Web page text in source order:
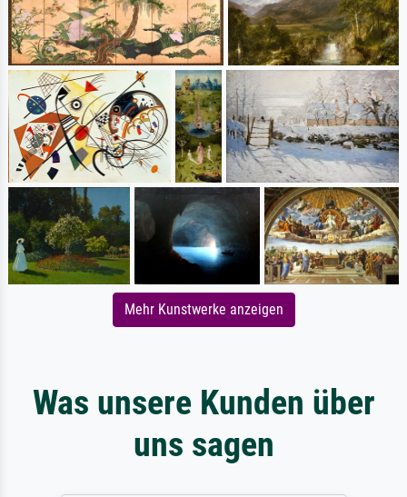
Mehr Kunstwerke anzeigen
Was unsere Kunden über
uns sagen